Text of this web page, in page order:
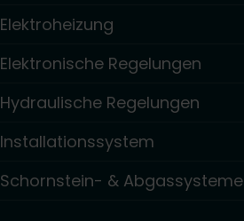
Elektroheizung
Elektronische Regelungen
Hydraulische Regelungen
Installationssystem
Schornstein- & Abgassysteme